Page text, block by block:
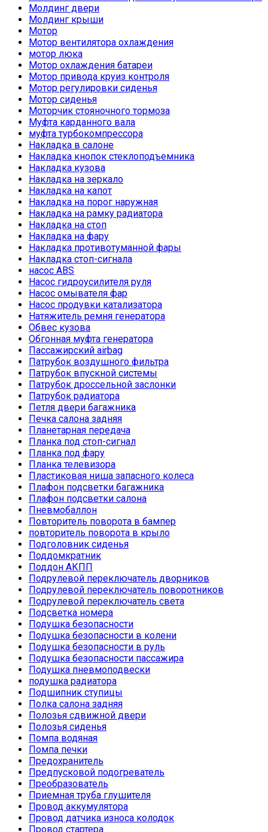
Молдинг двери
Молдинг крыши
Мотор
Мотор вентилятора охлаждения
мотор люка
Мотор охлаждения батареи
Мотор привода круиз контроля
Мотор регулировки сиденья
Мотор сиденья
Моторчик стояночного тормоза
Муфта карданного вала
муфта турбокомпрессора
Накладка в салоне
Накладка кнопок стеклоподъемника
Накладка кузова
Накладка на зеркало
Накладка на капот
Накладка на порог наружная
Накладка на рамку радиатора
Накладка на стоп
Накладка на фару
Накладка противотуманной фары
Накладка стоп-сигнала
насос ABS
Насос гидроусилителя руля
Насос омывателя фар
Насос продувки катализатора
Натяжитель ремня генератора
Обвес кузова
Обгонная муфта генератора
Пассажирский airbag
Патрубок воздушного фильтра
Патрубок впускной системы
Патрубок дроссельной заслонки
Патрубок радиатора
Петля двери багажника
Печка салона задняя
Планетарная передача
Планка под стоп-сигнал
Планка под фару
Планка телевизора
Пластиковая ниша запасного колеса
Плафон подсветки багажника
Плафон подсветки салона
Пневмобаллон
Повторитель поворота в бампер
повторитель поворота в крыло
Подголовник сиденья
Поддомкратник
Поддон АКПП
Подрулевой переключатель дворников
Подрулевой переключатель поворотников
Подрулевой переключатель света
Подсветка номера
Подушка безопасности
Подушка безопасности в колени
Подушка безопасности в руль
Подушка безопасности пассажира
Подушка пневмоподвески
подушка радиатора
Подшипник ступицы
Полка салона задняя
Полозья сдвижной двери
Полозья сиденья
Помпа водяная
Помпа печки
Предохранитель
Предпусковой подогреватель
Преобразователь
Приемная труба глушителя
Провод аккумулятора
Провод датчика износа колодок
Провод стартера